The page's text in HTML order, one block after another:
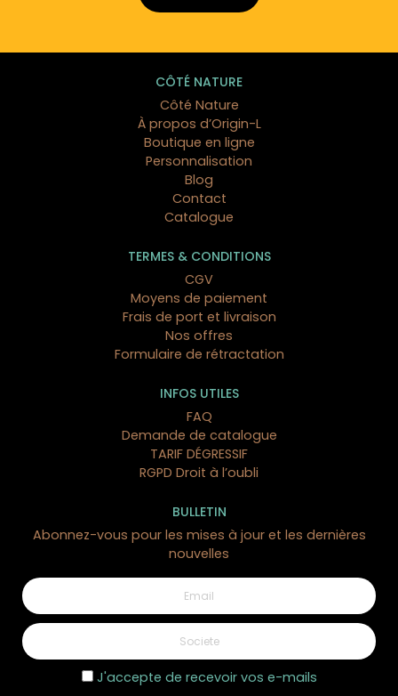
CÔTÉ NATURE
Côté Nature
À propos d’Origin-L
Boutique en ligne
Personnalisation
Blog
Contact
Catalogue
TERMES & CONDITIONS
CGV
Moyens de paiement
Frais de port et livraison
Nos offres
Formulaire de rétractation
INFOS UTILES
FAQ
Demande de catalogue
TARIF DÉGRESSIF
RGPD Droit à l’oubli
BULLETIN
Abonnez-vous pour les mises à jour et les dernières
nouvelles
J'accepte de recevoir vos e-mails